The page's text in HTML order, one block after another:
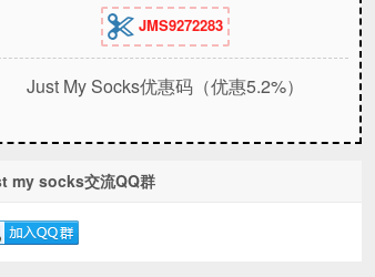
JMS9272283
Just My Socks优惠码（优惠5.2%）
my socks交流QQ群